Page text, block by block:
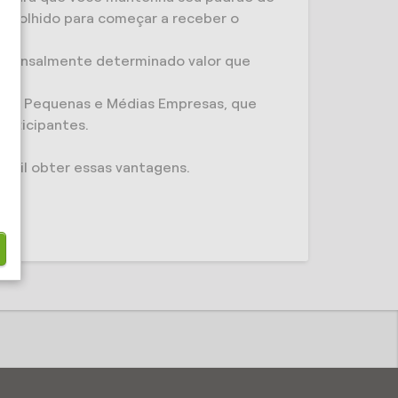
para começar a receber o
determinado valor que
Pequenas e Médias Empresas, que
obter essas vantagens.